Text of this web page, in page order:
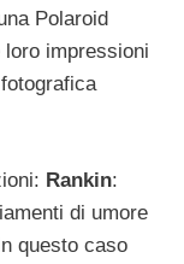
Polaroid
impressioni
Rankin:
di umore
questo caso